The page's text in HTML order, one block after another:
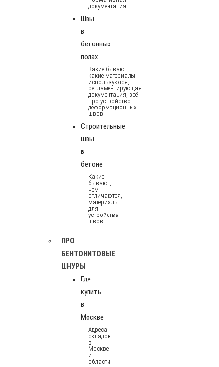
документация
Швы
в
бетонных
полах
Какие бывают,
какие материалы
используются,
регламентирующая
документация, всё
про устройство
деформационных
швов
Строительные
швы
в
бетоне
Какие
бывают,
чем
отличаются,
материалы
для
устройства
швов
ПРО
БЕНТОНИТОВЫЕ
ШНУРЫ
Где
купить
в
Москве
Адреса
складов
в
Москве
и
области